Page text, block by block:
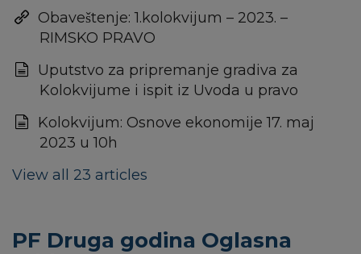
Obaveštenje: 1.kolokvijum – 2023. –
RIMSKO PRAVO
Uputstvo za pripremanje gradiva za
Kolokvijume i ispit iz Uvoda u pravo
Kolokvijum: Osnove ekonomije 17. maj
2023 u 10h
View all 23 articles
PF Druga godina Oglasna